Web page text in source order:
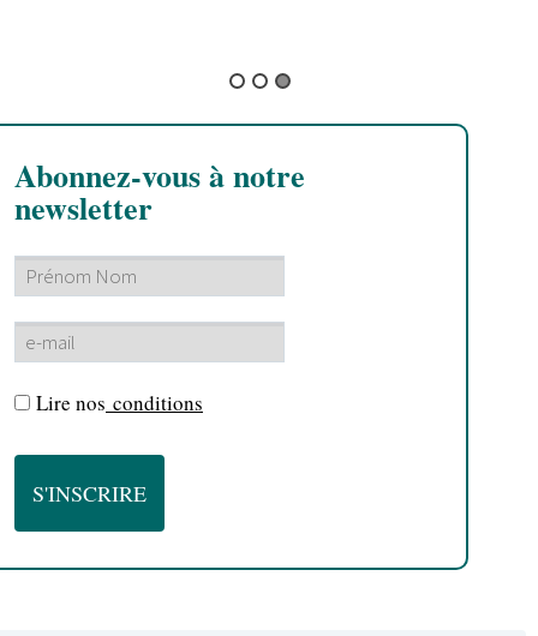
Abonnez-vous à notre
newsletter
Lire nos conditions